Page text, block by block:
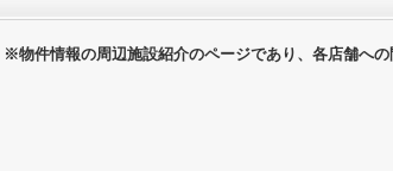
※物件情報の周辺施設紹介のページであり、各店舗への